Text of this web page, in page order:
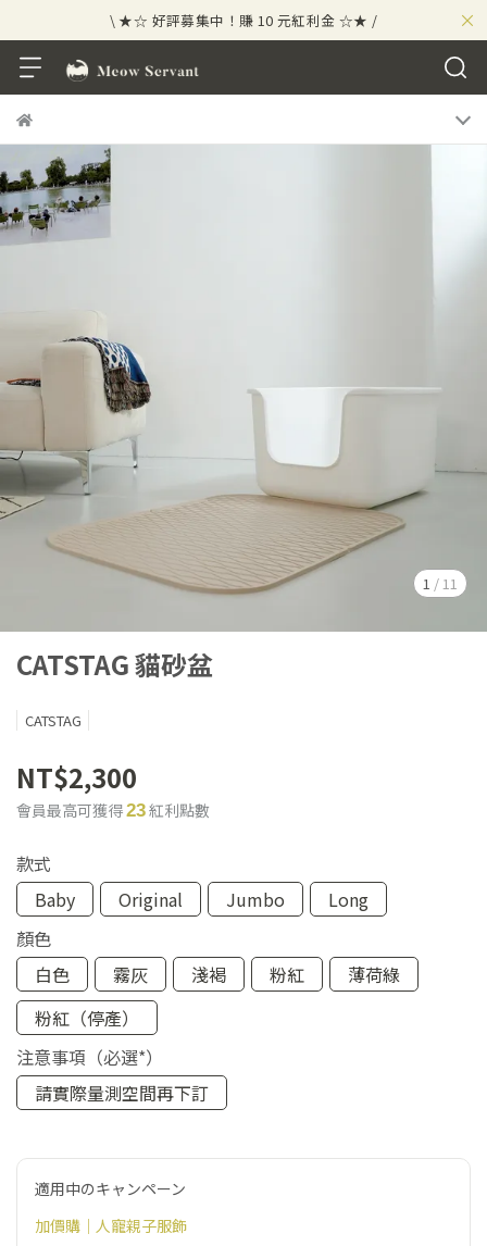
×
⟡⣠𝘄𝗲𝗹𝗰𝗼𝗺𝗲 ⁘ 新會員贈 50 元紅利金
⟡ 🪙
\ ★☆ 好評募集中！賺 10 元紅利金 ☆★ /
1 / 11
CATSTAG 貓砂盆
CATSTAG
NT$2,300
會員最高可獲得23紅利點數
款式
Baby
Original Jumbo
Long
顏色
白色
霧灰 淺褐 粉紅
薄荷綠
粉紅（停產）
注意事項（必選*）
請實際量測空間再下訂
適用中のキャンペーン
加價購｜人寵親子服飾